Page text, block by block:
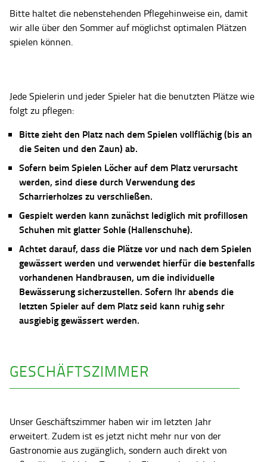
Bitte haltet die nebenstehenden Pflegehinweise ein, damit
wir alle über den Sommer auf möglichst optimalen Plätzen
spielen können.
Jede Spielerin und jeder Spieler hat die benutzten Plätze wie
folgt zu pflegen:
Bitte zieht den Platz nach dem Spielen vollflächig (bis an
die Seiten und den Zaun) ab.
Sofern beim Spielen Löcher auf dem Platz verursacht
werden, sind diese durch Verwendung des
Scharrierholzes zu verschließen.
Gespielt werden kann zunächst lediglich mit profillosen
Schuhen mit glatter Sohle (Hallenschuhe).
Achtet darauf, dass die Plätze vor und nach dem Spielen
gewässert werden und verwendet hierfür die bestenfalls
vorhandenen Handbrausen, um die individuelle
Bewässerung sicherzustellen. Sofern Ihr abends die
letzten Spieler auf dem Platz seid kann ruhig sehr
ausgiebig gewässert werden.
GESCHÄFTSZIMMER
Unser Geschäftszimmer haben wir im letzten Jahr
erweitert. Zudem ist es jetzt nicht mehr nur von der
Gastronomie aus zugänglich, sondern auch direkt von